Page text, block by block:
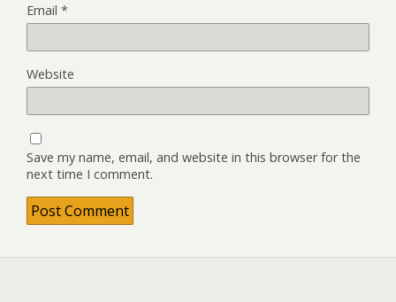
Email *
Website
Save my name, email, and website in this browser for the
next time I comment.